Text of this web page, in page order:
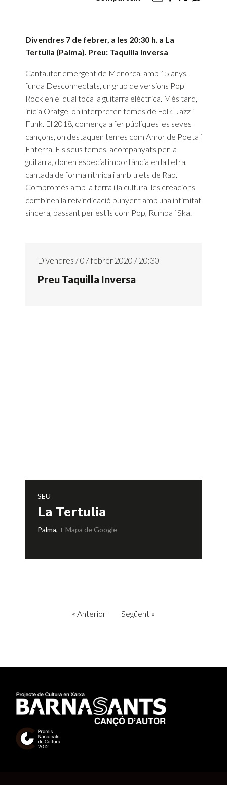
Divendres 7 de febrer, a les 20:30 h. a La
Tertulia (Palma). Preu: Taquilla inversa
Cantautor emergent de Menorca, amb 15 anys,
funda Desconnectats, un grup de versions Pop
Rock en el qual toca la guitarra elèctrica. Més tard,
inicia Oratge, on interpreten temes de Folk, Jazz i
Funk. El 2018, comença a fer públiques les seves
cançons, on destaquen temes com Amor de Poeta i
Enterra. Els seus temes, acompanyats per la
guitarra, donen especial importància en la lletra,
cantada de forma rítmica i amb trets de Rap.
Compromès amb la terra i la cultura, les creacions
combinen la reivindicació punyent amb una intimitat
sincera, passant per estils com Pop, Rumba i Ska.
Divendres / 07 febrer 2020 / 20:30
Preu Taquilla Inversa
SEU
La Tertulia
Palma, + Mapa de Google
« Anterior Següent »